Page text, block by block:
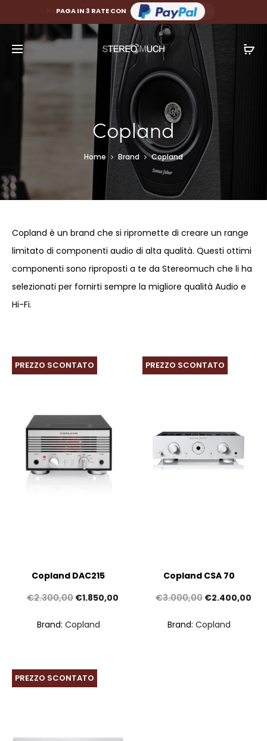
PAGA FINO A 10 RATE CON
PAGA IN 3 RATE CON
Copland
Home Brand Copland
Copland è un brand che si ripromette di creare un range
limitato di componenti audio di alta qualità. Questi ottimi
componenti sono riproposti a te da Stereomuch che li ha
selezionati per fornirti sempre la migliore qualità Audio e
Hi-Fi.
PREZZO SCONTATO
Copland DAC215
€2.300,00 Il
originale
€2.300,00.
€1.850,00
Brand: Copland
PREZZO SCONTATO
Copland CSA 70
€3.000,00 Il
originale
€2.400,00Il
Brand: Copland
PREZZO SCONTATO